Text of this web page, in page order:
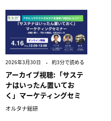
2026年3月30日 約3分で読める
アーカイブ視聴:「サステ
ナはいったん置いてお
く」マーケティングセミ
ナー
オルタナ総研